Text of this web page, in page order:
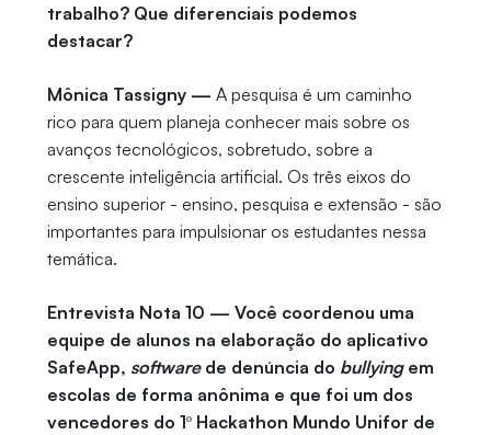
trabalho? Que diferenciais podemos
destacar?
Mônica Tassigny — A pesquisa é um caminho
rico para quem planeja conhecer mais sobre os
avanços tecnológicos, sobretudo, sobre a
crescente inteligência artificial. Os três eixos do
ensino superior - ensino, pesquisa e extensão - são
importantes para impulsionar os estudantes nessa
temática.
Entrevista Nota 10 — Você coordenou uma
equipe de alunos na elaboração do aplicativo
SafeApp, softwarede denúncia do bullyingem
escolas de forma anônima e que foi um dos
vencedores do 1º Hackathon Mundo Unifor de